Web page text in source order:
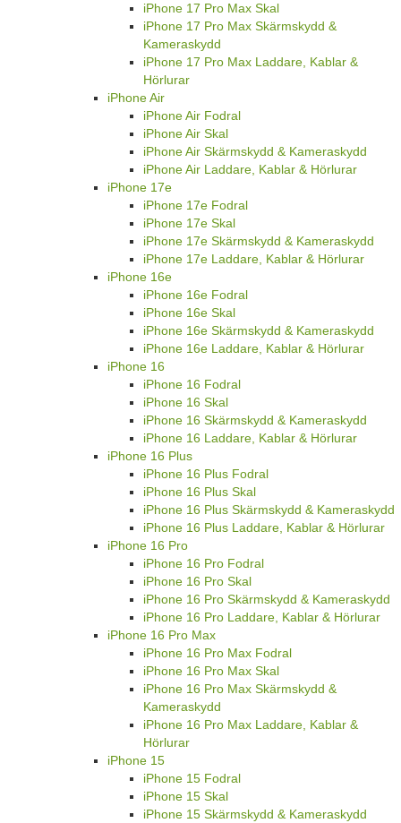
iPhone 17 Pro Max Skal
iPhone 17 Pro Max Skärmskydd &
Kameraskydd
iPhone 17 Pro Max Laddare, Kablar &
Hörlurar
iPhone Air
iPhone Air Fodral
iPhone Air Skal
iPhone Air Skärmskydd & Kameraskydd
iPhone Air Laddare, Kablar & Hörlurar
iPhone 17e
iPhone 17e Fodral
iPhone 17e Skal
iPhone 17e Skärmskydd & Kameraskydd
iPhone 17e Laddare, Kablar & Hörlurar
iPhone 16e
iPhone 16e Fodral
iPhone 16e Skal
iPhone 16e Skärmskydd & Kameraskydd
iPhone 16e Laddare, Kablar & Hörlurar
iPhone 16
iPhone 16 Fodral
iPhone 16 Skal
iPhone 16 Skärmskydd & Kameraskydd
iPhone 16 Laddare, Kablar & Hörlurar
iPhone 16 Plus
iPhone 16 Plus Fodral
iPhone 16 Plus Skal
iPhone 16 Plus Skärmskydd & Kameraskydd
iPhone 16 Plus Laddare, Kablar & Hörlurar
iPhone 16 Pro
iPhone 16 Pro Fodral
iPhone 16 Pro Skal
iPhone 16 Pro Skärmskydd & Kameraskydd
iPhone 16 Pro Laddare, Kablar & Hörlurar
iPhone 16 Pro Max
iPhone 16 Pro Max Fodral
iPhone 16 Pro Max Skal
iPhone 16 Pro Max Skärmskydd &
Kameraskydd
iPhone 16 Pro Max Laddare, Kablar &
Hörlurar
iPhone 15
iPhone 15 Fodral
iPhone 15 Skal
iPhone 15 Skärmskydd & Kameraskydd